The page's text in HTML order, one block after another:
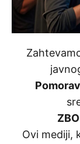
Ovi mediji,